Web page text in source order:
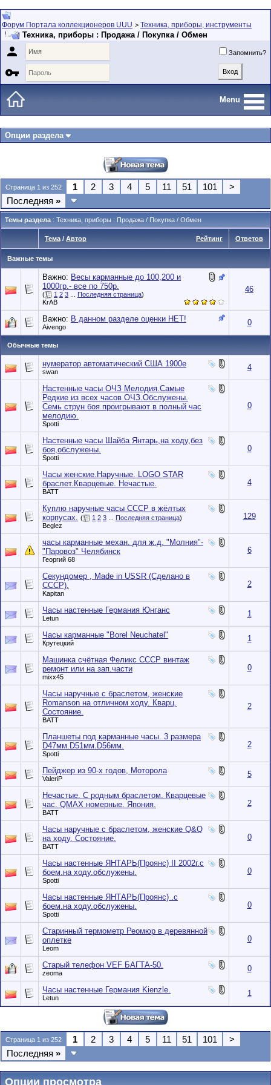
Форум Портала коллекционеров UUU > Техника, приборы, инструменты
Техника, приборы : Продажа / Покупка / Обмен
 Запомнить?

Menu
Опции раздела
Страница 1 из 252 1 2 3 4 5 11 51 101
>
Последняя »
Темы раздела : Техника, приборы : Продажа / Покупка / Обмен
Рейтинг
Тема / Автор Ответов
Важные темы
Важно: Весы карманные до 100,200 и
1000гр.- все по 750р.
( 1 2 3 Последняя страница)
KrAB
46
Важно: В данном разделе оценки НЕТ!
Aivengo 0
Обычные темы
нумератор автоматический США 1900е
swan 4
Настенные часы ОЧЗ Мелодия.Самые
Редкие из всех часов ОЧЗ.Обслужены.
Семь струн боя проигрывают в полный час
мелодию.
Spotti
0
Настенные часы Шайба Янтарь,на ходу,без
боя,обслужены.
Spotti
0
Часы женские.Наручные. LOGO STAR
браслет.Кварцевые. Нечастые.
BATT
4
Куплю наручные часы СССР в жёлтых
корпусах. ( 1 2 3 Последняя страница)
Beglez
129
часы карманные механ. для ж.д. "Молния"-
"Паровоз" Челябинск
Георгий 68
6
Секундомер , Made in USSR (Сделано в
СССР).
Kapitan
2
Часы настенные Германия Юнганс
Letun 1
Часы карманные "Borel Neuchatel"
Крутецкий 1
Машинка счётная Феликс СССР винтаж
ремонт или на зап.части
mixx45
0
Часы наручные с браслетом, женские
Romanson на отличном ходу. Кварц.
Состояние.
BATT
2
Планшеты под карманные часы. 3 размера
D47мм.D51мм.D56мм.
Spotti
2
Пейджер из 90-х годов, Моторола
ValeriP 5
Нечастые. С родным браслетом. Кварцевые
час. QMAX номерные. Япония.
BATT
2
Часы наручные с браслетом, женские Q&Q
на ходу. Состояние.
BATT
0
Часы настенные ЯНТАРЬ(Проянс) II 2002г.с
боем.на ходу.обслужены.
Spotti
0
Часы настенные ЯНТАРЬ(Проянс) .с
боем.на ходу.обслужены.
Spotti
0
Старинный термометр Реомюр в деревянной
оплетке
Leom
0
Старый телефон VEF БАГТА-50.
zeoma 0
Часы настенные Германия Kienzle.
Letun 1
Страница 1 из 252 1 2 3 4 5 11 51 101
>
Последняя »
Опции просмотра